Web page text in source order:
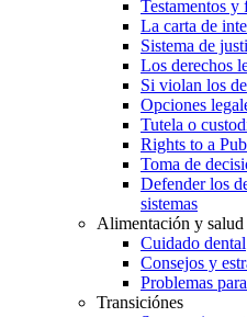
Testamentos y
La carta de
Sistema de
Los derechos
Si violan los
Opciones
Tutela o
Rights to a
Toma de
Defender los
sistemas
Alimentación y salud
Cuidado dental
Consejos y
Problemas
Transiciónes